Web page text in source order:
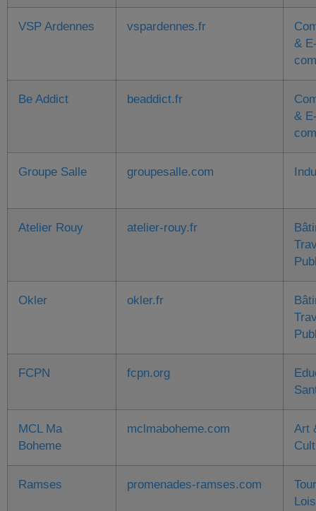
VSP Ardennes vspardennes.fr
&
Be Addict beaddict.fr
&
Groupe Salle groupesalle.com
Atelier Rouy atelier-rouy.fr
Okler okler.fr
FCPN fcpn.org
MCL Ma
Boheme
mclmaboheme.com
Art
Ramses promenades-ramses.com